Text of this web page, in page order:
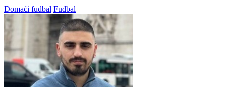
Domaći fudbal Fudbal